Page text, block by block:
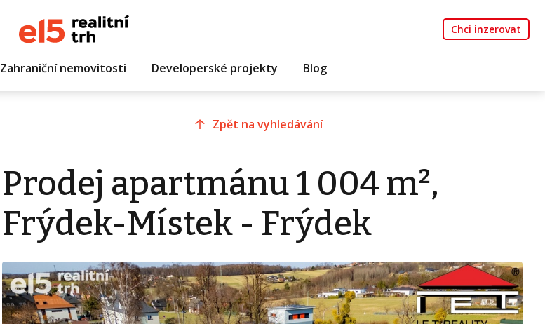
Chci inzerovat
Zahraniční nemovitosti Developerské projekty Blog
Zpět na vyhledávání
Prodej apartmánu 1 004 m²,
Frýdek-Místek - Frýdek